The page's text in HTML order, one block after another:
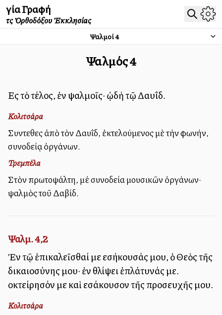
Ἁγία Γραφή
τῆς Ὀρθοδόξου Ἐκκλησίας
Ψαλμοί4
Ψαλμός4
Εἰς τὸ τέλος, ἐν ψαλμοῖς· ᾠδὴ τῷ Δαυΐδ.
Κολιτσάρα
Συντεθεὶς ἀπὸ τὸν Δαυΐδ, ἐκτελούμενος μὲ τὴν φωνήν,
συνοδείᾳ ὀργάνων.
Τρεμπέλα
Στὸν πρωτοψάλτη, μέ συνοδεία μουσικῶν ὀργάνων·
ψαλμὸς τοῦ Δαβίδ.
Ψαλμ. 4,2
Ἐν τῷ ἐπικαλεῖσθαί με εἰσήκουσάς μου, ὁ Θεὸς τῆς
δικαιοσύνης μου· ἐν θλίψει ἐπλάτυνάς με.
οἰκτείρησόν με καὶ εἰσάκουσον τῆς προσευχῆς μου.
Κολιτσάρα